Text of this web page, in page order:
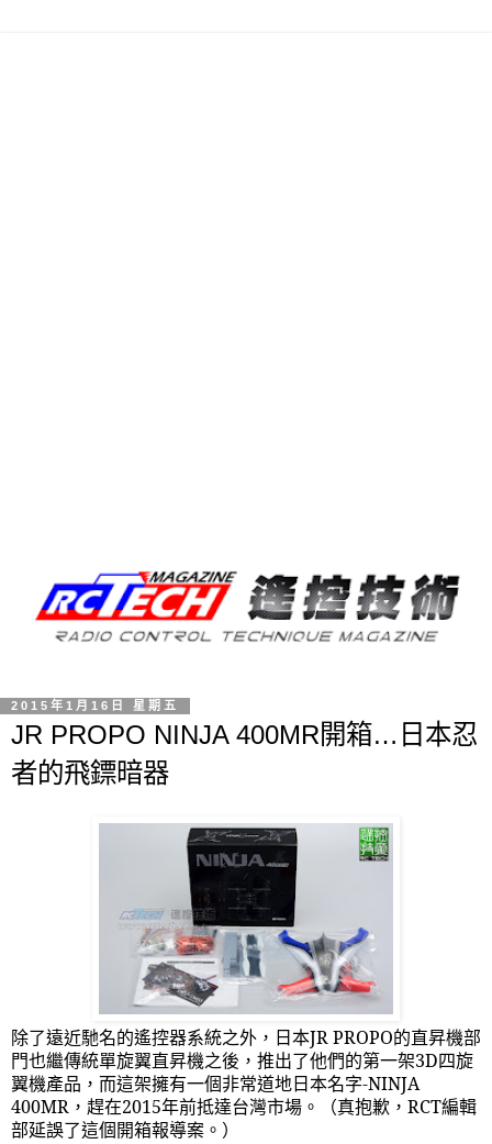
2015年1月16日 星期五
JR PROPO NINJA 400MR開箱…日本忍
者的飛鏢暗器
除了遠近馳名的遙控器系統之外，日本JR PROPO的直昇機部
門也繼傳統單旋翼直昇機之後，推出了他們的第一架3D四旋
翼機產品，而這架擁有一個非常道地日本名字-NINJA
400MR ，趕在2015年前抵達台灣市場。（真抱歉， RCT編輯
部延誤了這個開箱報導案。）